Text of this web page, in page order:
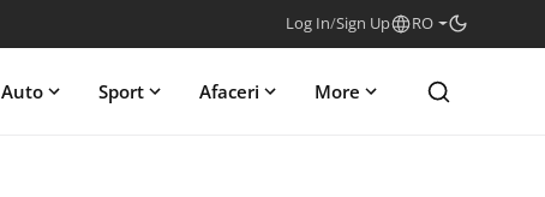
Log In/Sign Up RO
Auto Sport Afaceri More